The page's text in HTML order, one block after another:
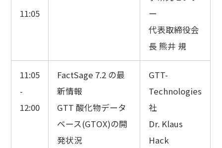
11:05
ー
代表取締役会
長 熊井 規
11:05
-
12:00
FactSage 7.2 の最
新情報
GTT 酸化物データ
ベース(GTOX)の開
発状況
GTT-
Technologies
社
Dr. Klaus
Hack